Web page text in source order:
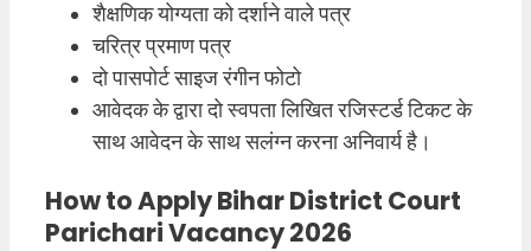
शैक्षणिक योग्यता को दर्शाने वाले पत्र
चरित्र प्रमाण पत्र
दो पासपोर्ट साइज रंगीन फोटो
आवेदक के द्वारा दो स्वपता लिखित रजिस्टर्ड टिकट के
साथ आवेदन के साथ सलंग्न करना अनिवार्य है।
How to Apply Bihar District Court
Parichari Vacancy 2026